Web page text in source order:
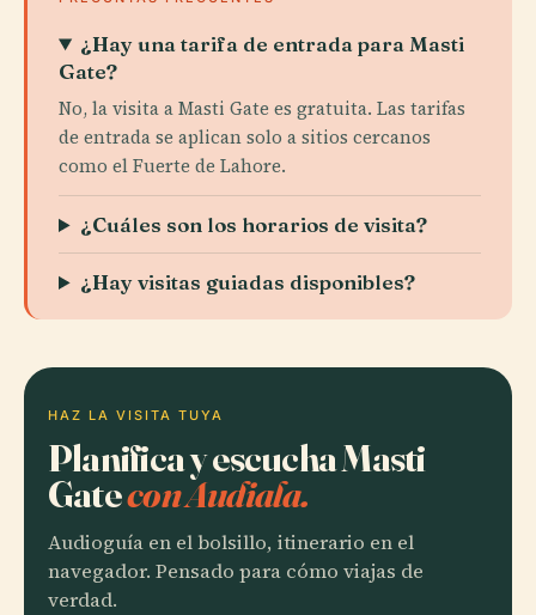
¿Hay una tarifa de entrada para Masti
Gate?
No, la visita a Masti Gate es gratuita. Las tarifas
de entrada se aplican solo a sitios cercanos
como el Fuerte de Lahore.
¿Cuáles son los horarios de visita?
¿Hay visitas guiadas disponibles?
HAZ LA VISITA TUYA
Planifica y escucha Masti
Gatecon Audiala.
Audioguía en el bolsillo, itinerario en el
navegador. Pensado para cómo viajas de
verdad.